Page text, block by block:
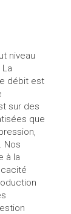
niveau
débit est
sur des
que
Nos
à la